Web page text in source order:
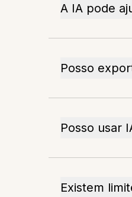
A IA pode
Posso
Posso usar
Existem